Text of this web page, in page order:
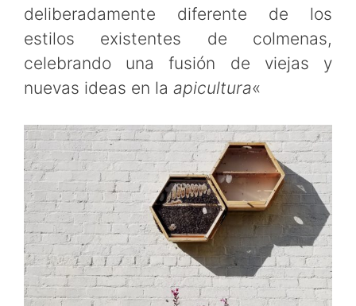
deliberadamente diferente de los
estilos existentes de colmenas,
celebrando una fusión de viejas y
nuevas ideas en la apicultura«